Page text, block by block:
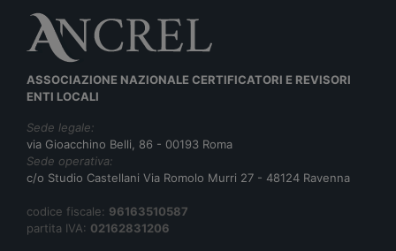
ASSOCIAZIONE NAZIONALE CERTIFICATORI E REVISORI
ENTI LOCALI
Sede legale:
via Gioacchino Belli, 86 - 00193 Roma
Sede operativa:
c/o Studio Castellani Via Romolo Murri 27 - 48124 Ravenna
codice fiscale: 96163510587
partita IVA: 02162831206